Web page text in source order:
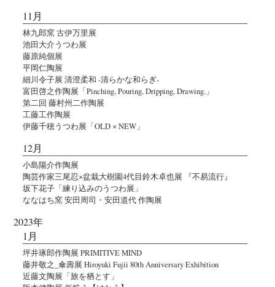
11月
林九郎窯 古伊万里展
池田大介うつわ展
藤原純個展
平岡仁陶展
細川令子展 清澄柔和 -清らかな和らぎ-
富田啓之作陶展「Pinching, Pouring, Dripping, Drawing.」
第二回 藤村州二作陶展
工藤工作陶展
伊藤千穂うつわ展「OLD × NEW」
12月
小島陽介作陶展
陶芸作家三尾忍×盆栽大樹園4代目鈴木卓也展 『不易流行』
坂下花子「練り込みのうつわ展」
ななはち窯 安田周司・安田道代 作陶展
2023年
1月
坪井琢郎作陶展 PRIMITIVE MIND
藤井敬之_傘壽展 Hiroyuki Fujii 80th Anniversary Exhibition
近藤文陶展「旅を栖とす」